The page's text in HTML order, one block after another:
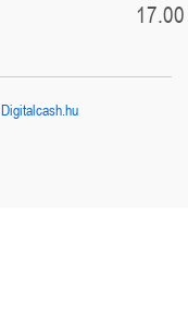
17.00
Digitalcash.hu